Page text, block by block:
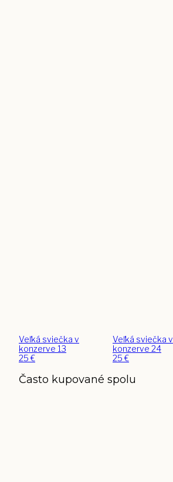
Veľká sviečka v
konzerve 13
25€
Veľká sviečka v
konzerve 24
25€
Často kupované spolu